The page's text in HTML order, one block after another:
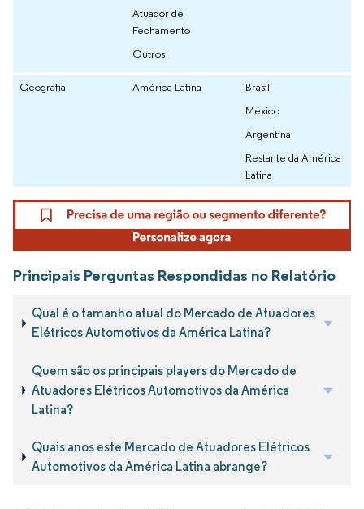
Atuador de
Fechamento
Outros
Geografia América Latina
Brasil
México
Argentina
Restante da América
Latina
Principais Perguntas Respondidas no Relatório
Qual é o tamanho atual do Mercado de Atuadores
Elétricos Automotivos da América Latina?
Quem são os principais players do Mercado de
Atuadores Elétricos Automotivos da América
Latina?
Quais anos este Mercado de Atuadores Elétricos
Automotivos da América Latina abrange?